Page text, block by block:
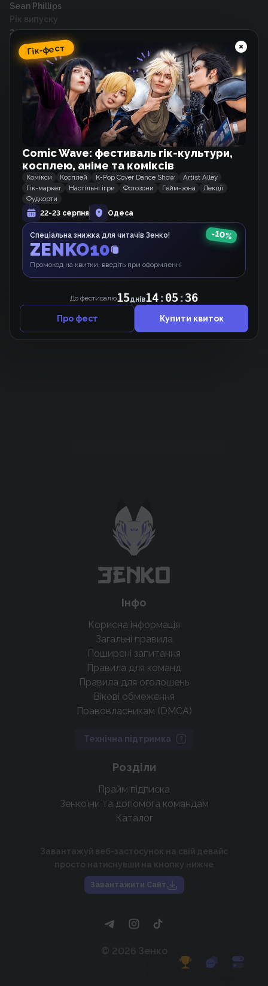
Sean Phillips
Рік випуску
2014
Схожі тайтли
Краса
Комікс
Дилетант
Манхва
Бетмен: Пригоди родини Вейнів
Вебкомікс
крутих нововведень
Підтримати проєкт
Інфо
Корисна інформація
Загальні правила
Поширені запитання
Правила для команд
Правила для оголошень
Вікові обмеження
Правовласникам (DMCA)
Технічна підтримка
Розділи
Прайм підписка
Зенкоїни та допомога командам
Каталог
Завантажуй веб-застосунок на свій девайс
просто натиснувши на кнопку нижче
Завантажити Сайт
© 2026 Зенко
Гік-фест
Comic Wave: фестиваль гік-культури,
косплею, аніме та коміксів
Комікси Косплей K-Pop Cover Dance Show
Artist Alley
Гік-маркет
Настільні ігри Фотозони Гейм-зона
Лекції
Фудкорти
22-23 серпня
Одеса
Спеціальна знижка для читачів Зенко!
ZENKO10
Промокод на квитки, введіть при оформленні
-10%
До фестивалю15днів14:05:36
Про фест Купити квиток